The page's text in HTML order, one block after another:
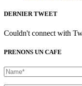
DERNIER TWEET
Couldn't connect with
PRENONS UN CAFE